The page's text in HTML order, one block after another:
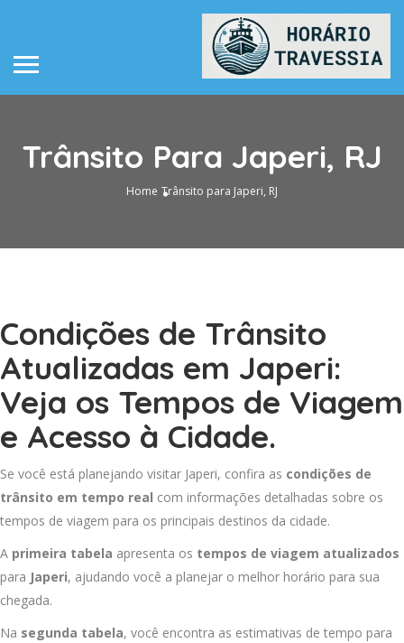
Trânsito Para Japeri, RJ
Home Trânsito para Japeri, RJ
Condições de Trânsito
Atualizadas em Japeri:
Veja os Tempos de Viagem
e Acesso à Cidade.
Se você está planejando visitar Japeri, confira as condições de
trânsito em tempo real com informações detalhadas sobre os
tempos de viagem para os principais destinos da cidade.
A primeira tabela apresenta os tempos de viagem atualizados
para Japeri, ajudando você a planejar o melhor horário para sua
chegada.
Na segunda tabela, você encontra as estimativas de tempo para